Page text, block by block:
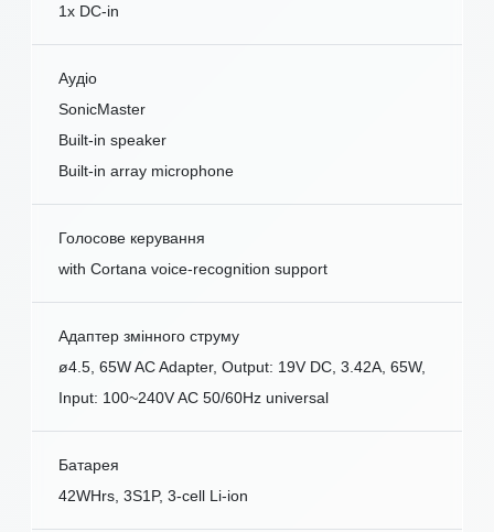
1x DC-in
Аудіо
SonicMaster
Built-in speaker
Built-in array microphone
Голосове керування
with Cortana voice-recognition support
Адаптер змінного струму
ø4.5, 65W AC Adapter, Output: 19V DC, 3.42A, 65W,
Input: 100~240V AC 50/60Hz universal
Батарея
42WHrs, 3S1P, 3-cell Li-ion